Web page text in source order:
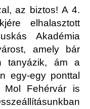
az biztos! A 4.
elhalasztott
Akadémia
amely bár
tanyázik, ám a
egy-egy ponttal
Fehérvár is